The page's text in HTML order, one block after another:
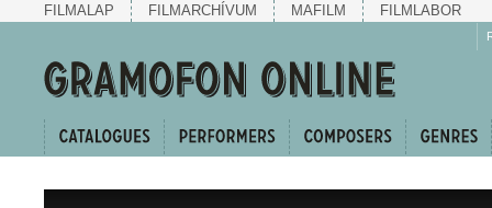
FILMALAP FILMARCHÍVUM MAFILM FILMLABOR